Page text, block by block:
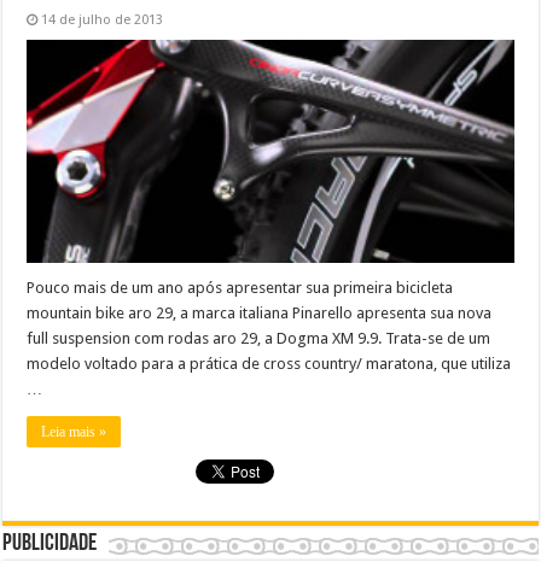
14 de julho de 2013
Pouco mais de um ano após apresentar sua primeira bicicleta
mountain bike aro 29, a marca italiana Pinarello apresenta sua nova
full suspension com rodas aro 29, a Dogma XM 9.9. Trata-se de um
modelo voltado para a prática de cross country/ maratona, que utiliza
…
Leia mais »
Publicidade